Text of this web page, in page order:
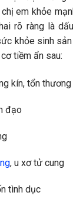
em khỏe
rõ ràng là
khỏe sinh
tiềm ẩn sau:
kín, tổn
đạo
, u xơ tử cung
tình dục